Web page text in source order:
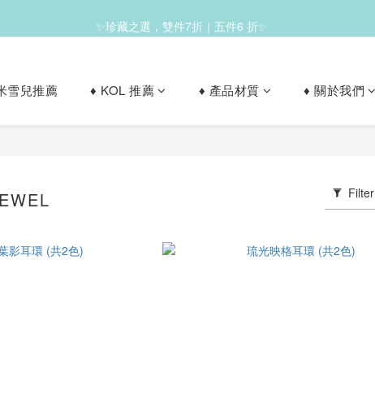
✨滿1200免運✨
✨珍藏之選，雙件7折｜五件6 折✨
✨滿1200免運✨
雪兒推薦 ♦︎ KOL 推薦 ♦︎ 產品材質 ♦︎ 關於我們
Filter